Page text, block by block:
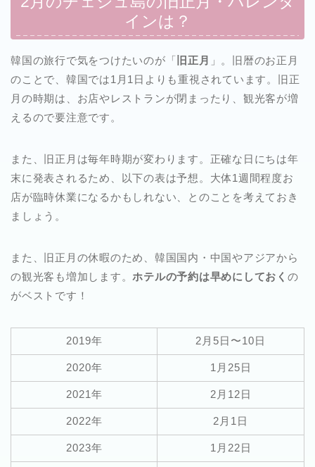
インは？
韓国の旅行で気をつけたいのが「 旧正月 」。旧暦のお正月
のことで、韓国では1月1日よりも重視されています。旧正
月の時期は、お店やレストランが閉まったり、観光客が増
えるので要注意です。
また、旧正月は毎年時期が変わります。正確な日にちは年
末に発表されるため、以下の表は予想。大体1週間程度お
店が臨時休業になるかもしれない、とのことを考えておき
ましょう。
また、旧正月の休暇のため、韓国国内・中国やアジアから
の観光客も増加します。ホテルの予約は早めにしておくの
がベストです！
2019年 2月5日〜10日
2020年 1月25日
2021年 2月12日
2022年 2月1日
2023年 1月22日